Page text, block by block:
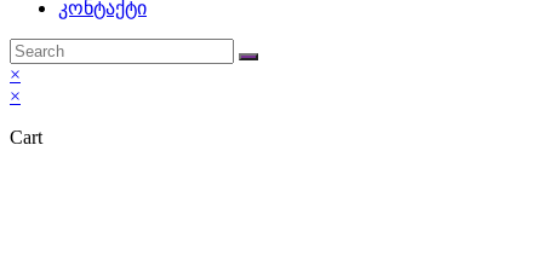
model.
attractive
best
franck
კონტაქტი
×
×
Cart